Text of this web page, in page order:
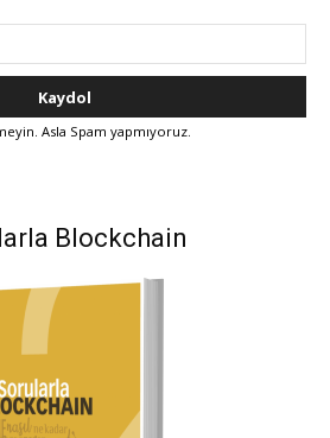
Asla Spam yapmıyoruz.
Blockchain